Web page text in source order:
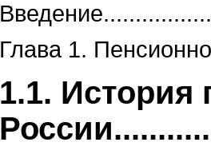
Глава 1.
1.1. История